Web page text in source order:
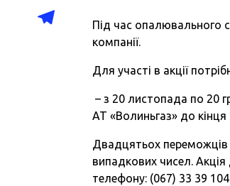
Під час опалювального
компанії.
Для участі в акції
– з 20 листопада по 20
АТ «Волиньгаз» до
Двадцятьох переможців
випадкових чисел.
телефону: (067) 33 39